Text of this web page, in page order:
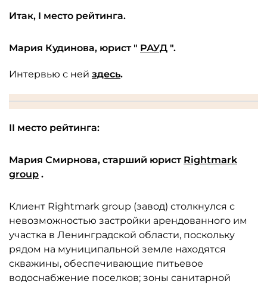
Итак, I место рейтинга.
Мария Кудинова, юрист " РАУД ".
Интервью с ней здесь.
II место рейтинга:
Мария Смирнова, старший юрист Rightmark
group .
Клиент Rightmark group (завод) столкнулся с
невозможностью застройки арендованного им
участка в Ленинградской области, поскольку
рядом на муниципальной земле находятся
скважины, обеспечивающие питьевое
водоснабжение поселков; зоны санитарной